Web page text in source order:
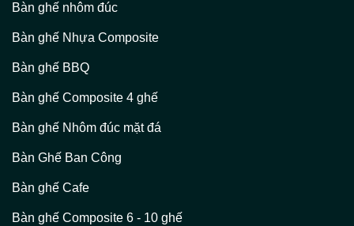
Bàn ghế nhôm đúc
Bàn ghế Nhựa Composite
Bàn ghế BBQ
Bàn ghế Composite 4 ghế
Bàn ghế Nhôm đúc mặt đá
Bàn Ghế Ban Công
Bàn ghế Cafe
Bàn ghế Composite 6 - 10 ghế